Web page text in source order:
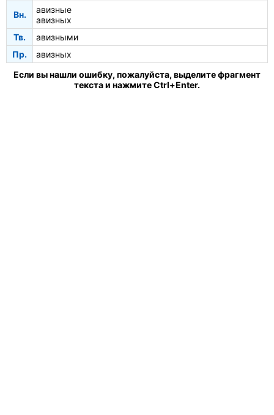
Вн.
авизные
авизных
Тв.
авизными
Пр.
авизных
Если вы нашли ошибку, пожалуйста, выделите фрагмент
текста и нажмите Ctrl+Enter.